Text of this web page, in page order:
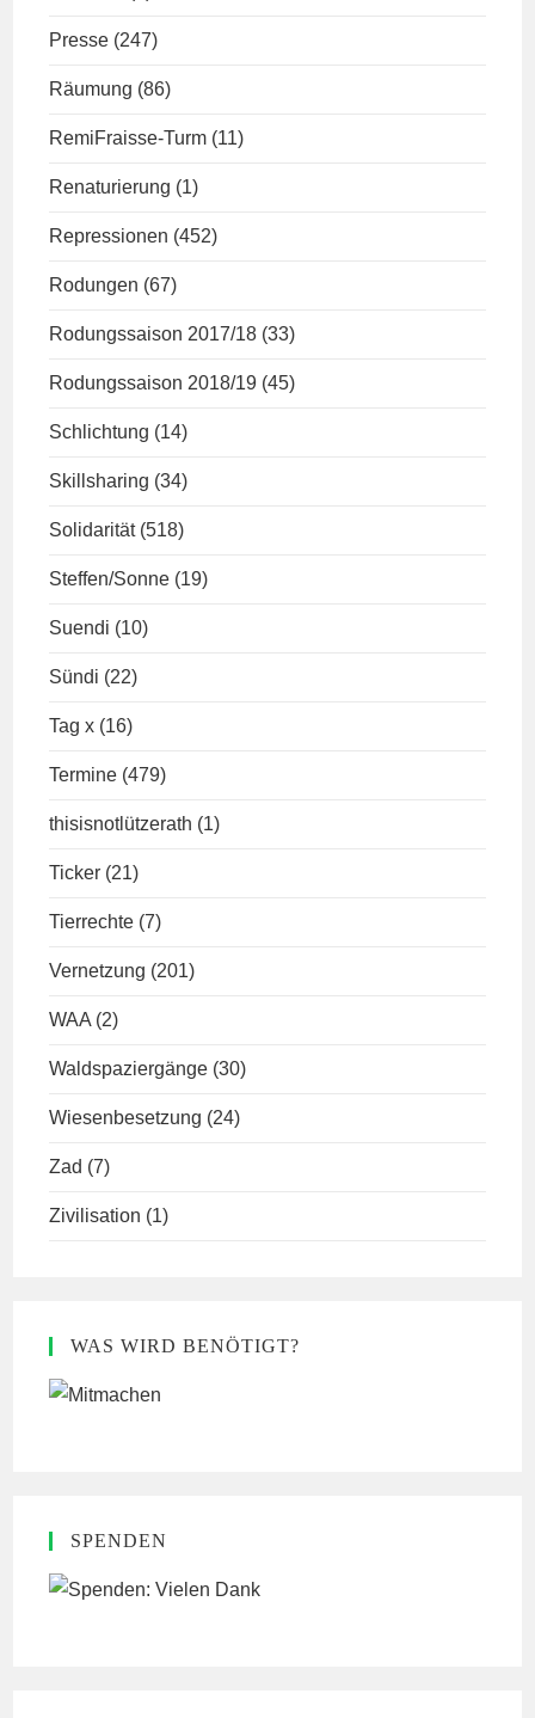
Presse (247)
Räumung (86)
RemiFraisse-Turm (11)
Renaturierung (1)
Repressionen (452)
Rodungen (67)
Rodungssaison 2017/18 (33)
Rodungssaison 2018/19 (45)
Schlichtung (14)
Skillsharing (34)
Solidarität (518)
Steffen/Sonne (19)
Suendi (10)
Sündi (22)
Tag x (16)
Termine (479)
thisisnotlützerath (1)
Ticker (21)
Tierrechte (7)
Vernetzung (201)
WAA (2)
Waldspaziergänge (30)
Wiesenbesetzung (24)
Zad (7)
Zivilisation (1)
WAS WIRD BENÖTIGT?
SPENDEN